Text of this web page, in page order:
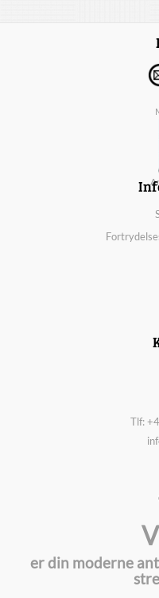
Tlf:
er din moderne